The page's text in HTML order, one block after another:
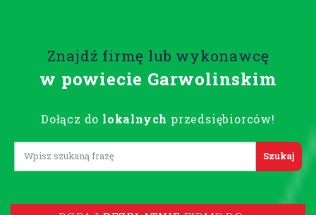
Znajdź firmę lub wykonawcę
w powiecie Garwolinskim
Dołącz do lokalnych przedsiębiorców!
Lorem ipsum